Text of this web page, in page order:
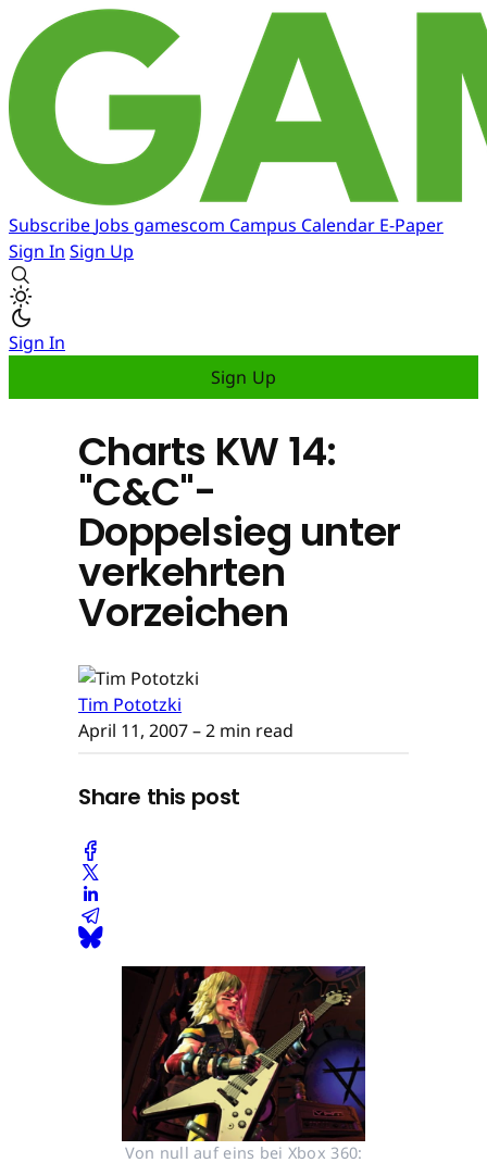
Subscribe Jobs gamescom Campus Calendar E-Paper
Sign In Sign Up
Sign In
Sign Up
Charts KW 14:
"C&C"-
Doppelsieg unter
verkehrten
Vorzeichen
Tim Pototzki
April 11, 2007– 2 min read
Share this post
Von null auf eins bei Xbox 360: